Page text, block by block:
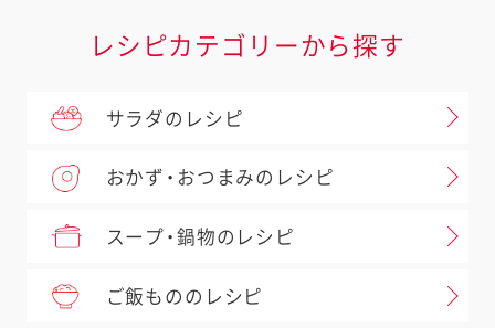
レシピカテゴリーから探す
サラダのレシピ
おかず・おつまみのレシピ
スープ・鍋物のレシピ
ご飯もののレシピ